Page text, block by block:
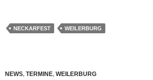
NECKARFEST WEILERBURG
NEWS, TERMINE, WEILERBURG